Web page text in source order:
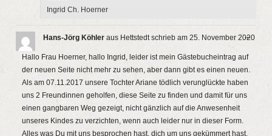
Ingrid Ch. Hoerner
Hans-Jörg Köhleraus Hettstedt schrieb am 25. November 2020
Hallo Frau Hoerner, hallo Ingrid, leider ist mein Gästebucheintrag auf
der neuen Seite nicht mehr zu sehen, aber dann gibt es einen neuen.
Als am 07.11.2017 unsere Tochter Ariane tödlich verunglückte haben
uns 2 Freundinnen geholfen, diese Seite zu finden und damit für uns
einen gangbaren Weg gezeigt, nicht gänzlich auf die Anwesenheit
unseres Kindes zu verzichten, wenn auch leider nur in dieser Form.
Alles was Du mit uns besprochen hast, dich um uns gekümmert hast,
...Diese